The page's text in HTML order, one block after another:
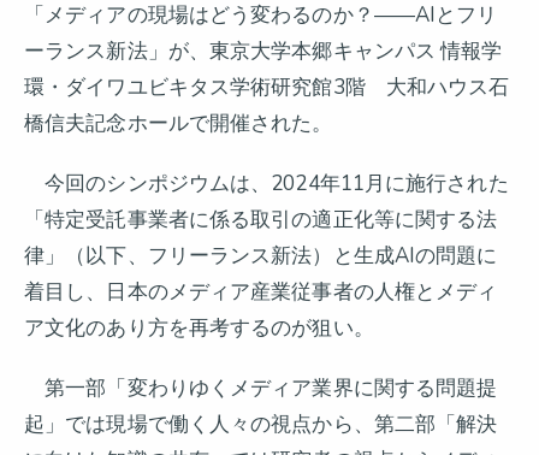
「メディアの現場はどう変わるのか？――AIとフリ
ーランス新法」が、東京大学本郷キャンパス 情報学
環・ダイワユビキタス学術研究館3階 大和ハウス石
橋信夫記念ホールで開催された。
今回のシンポジウムは、2024年11月に施行された
「特定受託事業者に係る取引の適正化等に関する法
律」（以下、フリーランス新法）と生成AIの問題に
着目し、日本のメディア産業従事者の人権とメディ
ア文化のあり方を再考するのが狙い。
第一部「変わりゆくメディア業界に関する問題提
起」では現場で働く人々の視点から、第二部「解決